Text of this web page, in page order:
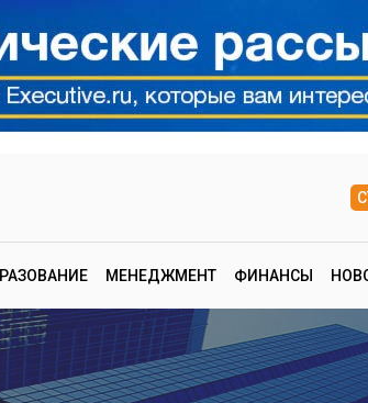
МЕНЕДЖМЕНТ ФИНАНСЫ